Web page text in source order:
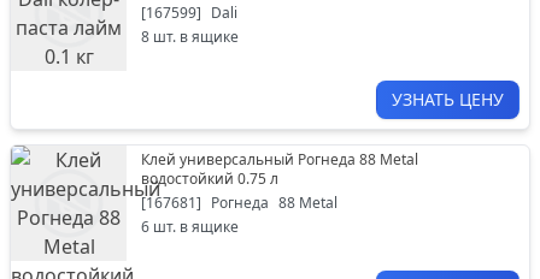
[167599] Dali
8 шт. в ящике
УЗНАТЬ ЦЕНУ
Клей универсальный Рогнеда 88 Metal
водостойкий 0.75 л
[167681] Рогнеда 88 Metal
6 шт. в ящике